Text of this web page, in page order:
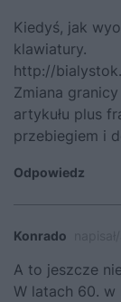
Kiedyś, jak
klawiatury.
http://
Zmiana
artykułu plus
przebiegiem i
Odpowiedz
Konrado
A to jeszcze
W latach 60. w